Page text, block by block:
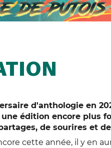
d'anthologie en
édition encore plus
de sourires et
cette année, il y en